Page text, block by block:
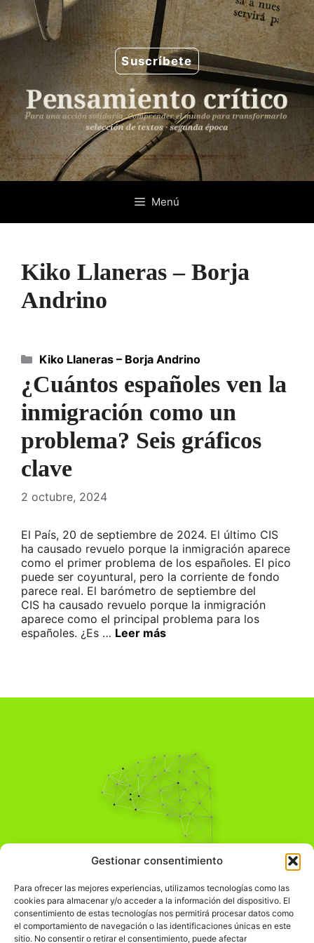
Gestionar consentimiento
Para ofrecer las mejores experiencias, utilizamos tecnologías como las
cookies para almacenar y/o acceder a la información del dispositivo. El
consentimiento de estas tecnologías nos permitirá procesar datos como
el comportamiento de navegación o las identificaciones únicas en este
sitio. No consentir o retirar el consentimiento, puede afectar
Saltar
al
contenido
Suscríbete
Menú
Kiko Llaneras – Borja
Andrino
¿Cuántos españoles ven la
inmigración como un
problema? Seis gráficos
clave
2 octubre, 2024
El País, 20 de septiembre de 2024. El último CIS
ha causado revuelo porque la inmigración aparece
como el primer problema de los españoles. El pico
puede ser coyuntural, pero la corriente de fondo
parece real. El barómetro de septiembre del
CIS ha causado revuelo porque la inmigración
aparece como el principal problema para los
españoles. ¿Es … Leer más
Categorías
Kiko Llaneras – Borja Andrino
Pensamiento Crítico
Comprender el mundo para transformarlo.
Información Legal